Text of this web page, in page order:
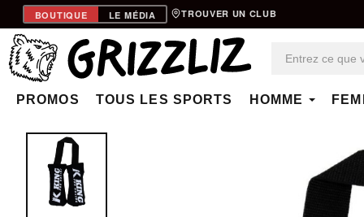
BOUTIQUE LE MÉDIA TROUVER UN CLUB
PROMOS TOUS LES SPORTS HOMME